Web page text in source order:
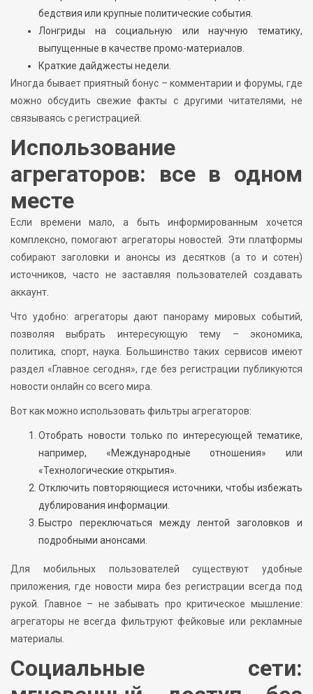
бедствия или крупные политические события.
Лонгриды на социальную или научную тематику,
выпущенные в качестве промо-материалов.
Краткие дайджесты недели.
Иногда бывает приятный бонус – комментарии и форумы, где
можно обсудить свежие факты с другими читателями, не
связываясь с регистрацией.
Использование
агрегаторов: все в одном
месте
Если времени мало, а быть информированным хочется
комплексно, помогают агрегаторы новостей. Эти платформы
собирают заголовки и анонсы из десятков (а то и сотен)
источников, часто не заставляя пользователей создавать
аккаунт.
Что удобно: агрегаторы дают панораму мировых событий,
позволяя выбрать интересующую тему – экономика,
политика, спорт, наука. Большинство таких сервисов имеют
раздел «Главное сегодня», где без регистрации публикуются
новости онлайн со всего мира.
Вот как можно использовать фильтры агрегаторов:
Отобрать новости только по интересующей тематике,
например, «Международные отношения» или
«Технологические открытия».
Отключить повторяющиеся источники, чтобы избежать
дублирования информации.
Быстро переключаться между лентой заголовков и
подробными анонсами.
Для мобильных пользователей существуют удобные
приложения, где новости мира без регистрации всегда под
рукой. Главное – не забывать про критическое мышление:
агрегаторы не всегда фильтруют фейковые или рекламные
материалы.
Социальные сети: